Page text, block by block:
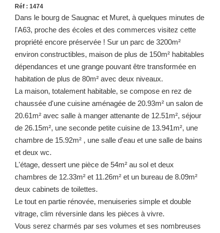
Réf : 1474
Dans le bourg de Saugnac et Muret, à quelques minutes de
l'A63, proche des écoles et des commerces visitez cette
propriété encore préservée ! Sur un parc de 3200m²
environ constructibles, maison de plus de 150m² habitables
dépendances et une grange pouvant être transformée en
habitation de plus de 80m² avec deux niveaux.
La maison, totalement habitable, se compose en rez de
chaussée d'une cuisine aménagée de 20.93m² un salon de
20.61m² avec salle à manger attenante de 12.51m², séjour
de 26.15m², une seconde petite cuisine de 13.941m², une
chambre de 15.92m² , une salle d'eau et une salle de bains
et deux wc.
L'étage, dessert une pièce de 54m² au sol et deux
chambres de 12.33m² et 11.26m² et un bureau de 8.09m²
deux cabinets de toilettes.
Le tout en partie rénovée, menuiseries simple et double
vitrage, clim réversinle dans les pièces à vivre.
Vous serez charmés par ses volumes et ses nombreuses